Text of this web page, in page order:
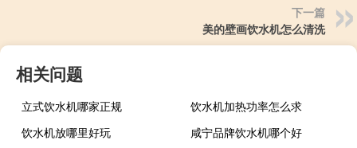
下一篇
美的壁画饮水机怎么清洗
相关问题
立式饮水机哪家正规
饮水机加热功率怎么求
饮水机放哪里好玩
咸宁品牌饮水机哪个好